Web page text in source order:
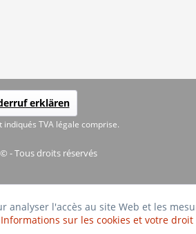
erklären
indiqués TVA légale comprise.
- Tous droits réservés
l'accès au site Web et les
Informations sur les cookies et votre